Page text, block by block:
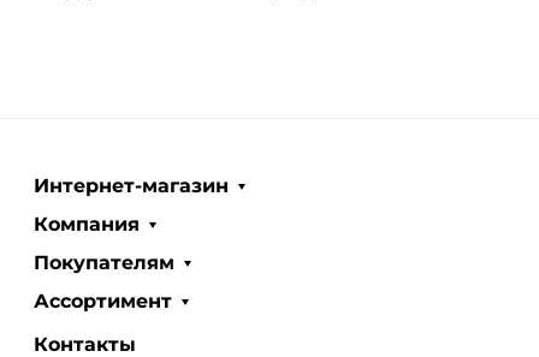
Интернет-магазин
Компания
Покупателям
Ассортимент
Контакты